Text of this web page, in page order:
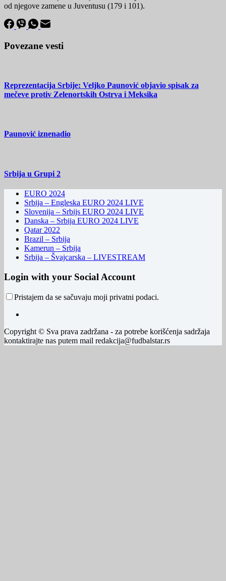
od njegove zamene u Juventusu (179 i 101).
Povezane vesti
Reprezentacija Srbije: Veljko Paunović objavio spisak za
mečeve protiv Zelenortskih Ostrva i Meksika
Paunović iznenadio
Srbija u Grupi 2
EURO 2024
Srbija – Engleska EURO 2024 LIVE
Slovenija – Srbijs EURO 2024 LIVE
Danska – Srbija EURO 2024 LIVE
Qatar 2022
Brazil – Srbija
Kamerun – Srbija
Srbija – Švajcarska – LIVESTREAM
Login with your Social Account
Pristajem da se sačuvaju moji privatni podaci.
Copyright © Sva prava zadržana - za potrebe korišćenja sadržaja
kontaktirajte nas putem mail redakcija@fudbalstar.rs